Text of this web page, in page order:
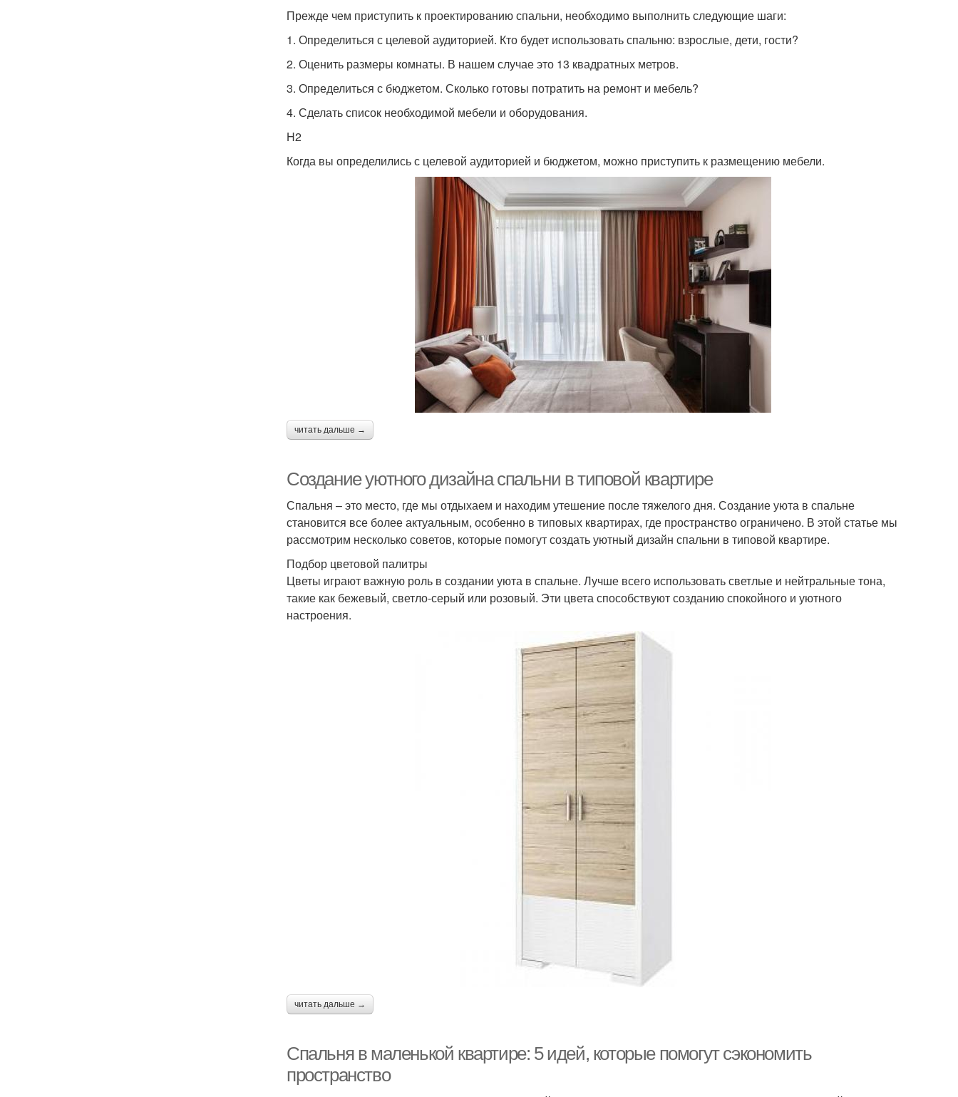
Прежде чем приступить к проектированию спальни, необходимо выполнить следующие шаги:
1. Определиться с целевой аудиторией. Кто будет использовать спальню: взрослые, дети, гости?
2. Оценить размеры комнаты. В нашем случае это 13 квадратных метров.
3. Определиться с бюджетом. Сколько готовы потратить на ремонт и мебель?
4. Сделать список необходимой мебели и оборудования.
H2
Когда вы определились с целевой аудиторией и бюджетом, можно приступить к размещению мебели.
читать дальше →
Создание уютного дизайна спальни в типовой квартире
Спальня – это место, где мы отдыхаем и находим утешение после тяжелого дня. Создание уюта в спальне
становится все более актуальным, особенно в типовых квартирах, где пространство ограничено. В этой статье мы
рассмотрим несколько советов, которые помогут создать уютный дизайн спальни в типовой квартире.
Подбор цветовой палитры
Цветы играют важную роль в создании уюта в спальне. Лучше всего использовать светлые и нейтральные тона,
такие как бежевый, светло-серый или розовый. Эти цвета способствуют созданию спокойного и уютного
настроения.
читать дальше →
Спальня в маленькой квартире: 5 идей, которые помогут сэкономить
пространство